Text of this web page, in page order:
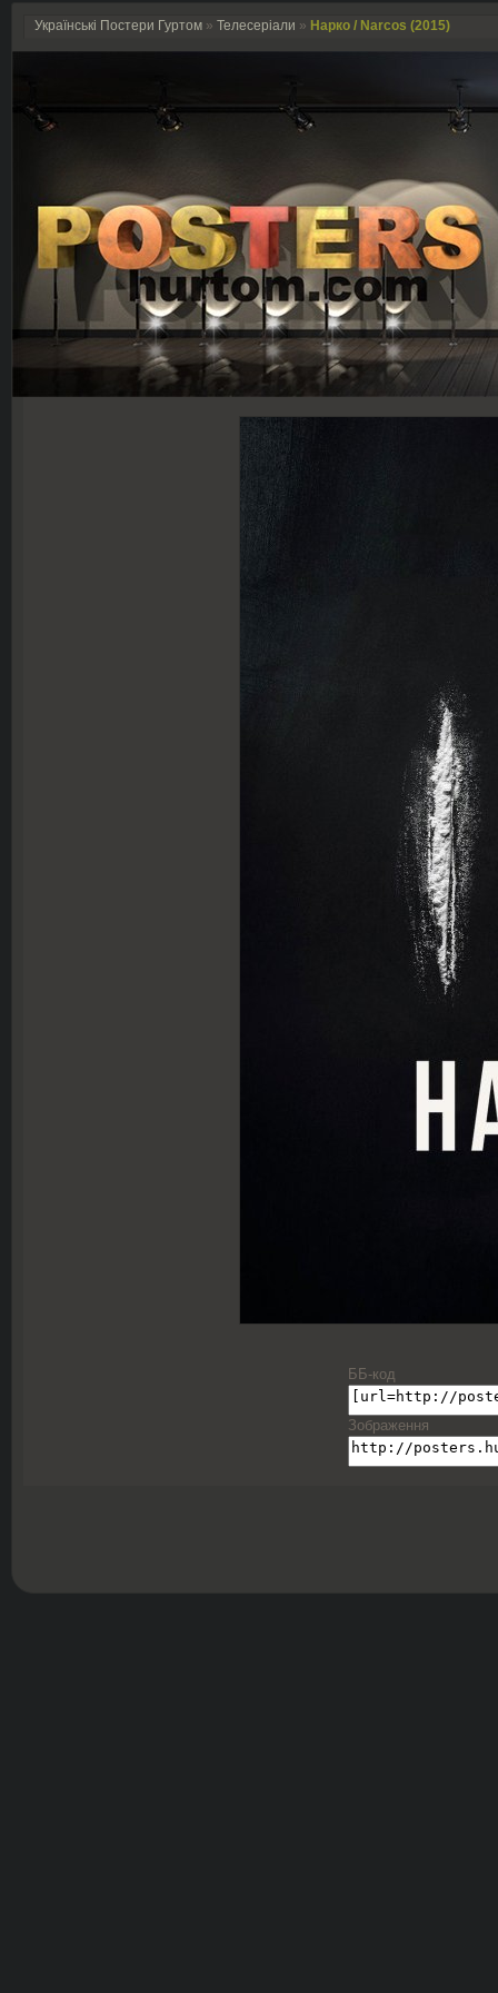
Українські Постери Гуртом » Телесеріали » Нарко / Narcos (2015)
ББ-код
Зображення